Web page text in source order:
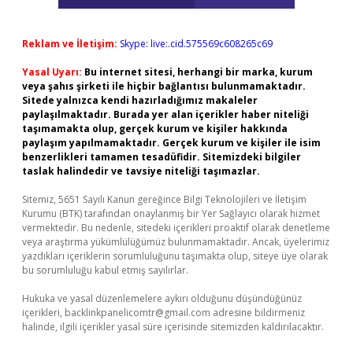
Reklam ve İletişim: Skype: live:.cid.575569c608265c69
Yasal Uyarı: Bu internet sitesi, herhangi bir marka, kurum
veya şahıs şirketi ile hiçbir bağlantısı bulunmamaktadır.
Sitede yalnızca kendi hazırladığımız makaleler
paylaşılmaktadır. Burada yer alan içerikler haber niteliği
taşımamakta olup, gerçek kurum ve kişiler hakkında
paylaşım yapılmamaktadır. Gerçek kurum ve kişiler ile isim
benzerlikleri tamamen tesadüfidir. Sitemizdeki bilgiler
taslak halindedir ve tavsiye niteliği taşımazlar.
Sitemiz, 5651 Sayılı Kanun gereğince Bilgi Teknolojileri ve İletişim
Kurumu (BTK) tarafından onaylanmış bir Yer Sağlayıcı olarak hizmet
vermektedir. Bu nedenle, sitedeki içerikleri proaktif olarak denetleme
veya araştırma yükümlülüğümüz bulunmamaktadır. Ancak, üyelerimiz
yazdıkları içeriklerin sorumluluğunu taşımakta olup, siteye üye olarak
bu sorumluluğu kabul etmiş sayılırlar.
Hukuka ve yasal düzenlemelere aykırı olduğunu düşündüğünüz
içerikleri, backlinkpanelicomtr@gmail.com adresine bildirmeniz
halinde, ilgili içerikler yasal süre içerisinde sitemizden kaldırılacaktır.